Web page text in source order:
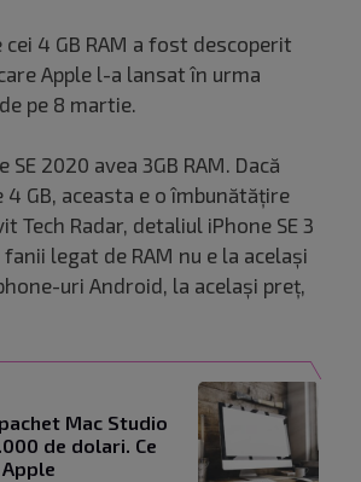
4 GB RAM a fost descoperit
Apple l-a lansat în urma
pe 8 martie.
2020 avea 3GB RAM. Dacă
4 GB, aceasta e o îmbunătățire
Tech Radar, detaliul iPhone SE 3
legat de RAM nu e la același
uri Android, la același preț,
Mac Studio
de dolari. Ce